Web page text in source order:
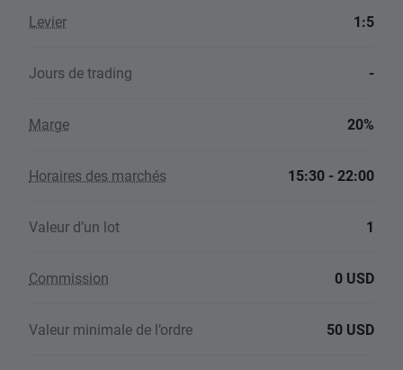
Levier 1:5
Jours de trading -
Marge 20%
Horaires des marchés 15:30 - 22:00
Valeur d’un lot 1
Commission 0 USD
Valeur minimale de l’ordre 50 USD